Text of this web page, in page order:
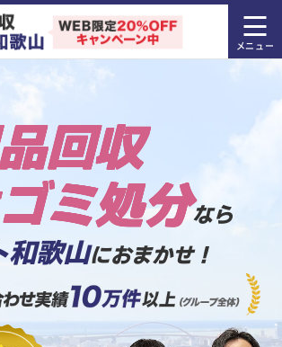
回収
ミ処分なら
和歌山におまかせ！